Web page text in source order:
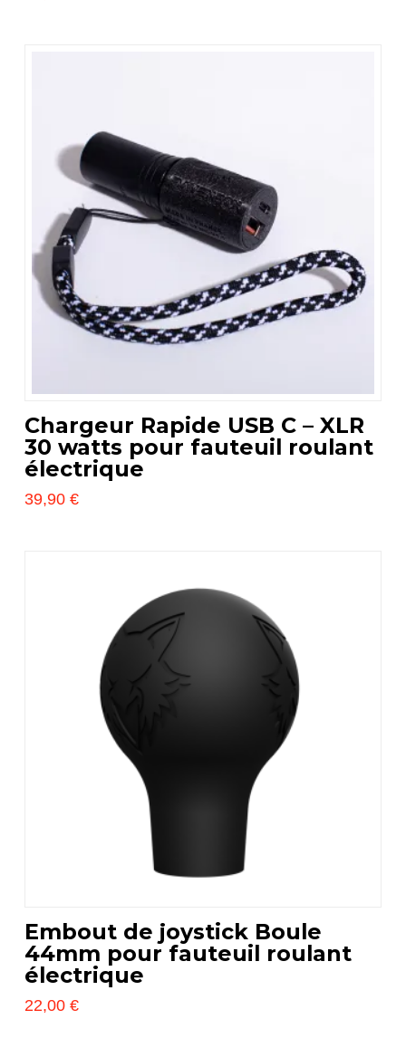
options
peuvent
choisies
sur
la
page
Chargeur Rapide USB C – XLR
30 watts pour fauteuil roulant
électrique
39,90 €
Embout de joystick Boule
44mm pour fauteuil roulant
électrique
22,00 €